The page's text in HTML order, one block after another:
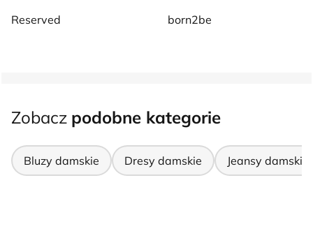
Reserved
born2be
Zobacz podobne kategorie
Bluzy damskie Dresy damskie Jeansy damskie